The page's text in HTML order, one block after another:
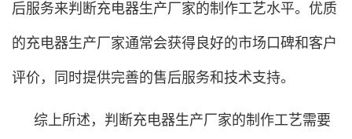
后服务来判断充电器生产厂家的制作工艺水平。优质
的充电器生产厂家通常会获得良好的市场口碑和客户
评价，同时提供完善的售后服务和技术支持。
综上所述，判断充电器生产厂家的制作工艺需要